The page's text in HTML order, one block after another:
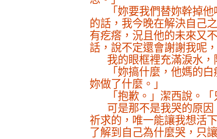
「妳要我們替妳幹掉
的話，我今晚在解決自己
有疙瘩，況且他的未來又
話，說不定還會謝謝我呢
我的眼框裡充滿淚水
「妳搞什麼，他媽的
妳做了什麼。」
「抱歉。」潔西說。
可是那不是我哭的原
祈求的，唯一能讓我想活
了解到自己為什麼哭，只